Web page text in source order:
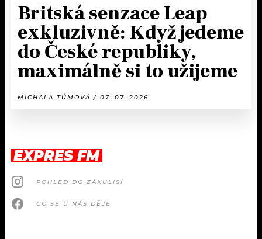
Britská senzace Leap
exkluzivně: Když jedeme
do České republiky,
maximálně si to užijeme
MICHALA TŮMOVÁ / 07. 07. 2026
EXPRES FM
POHLED DO ZÁKULISÍ
CO SE U NÁS DĚJE